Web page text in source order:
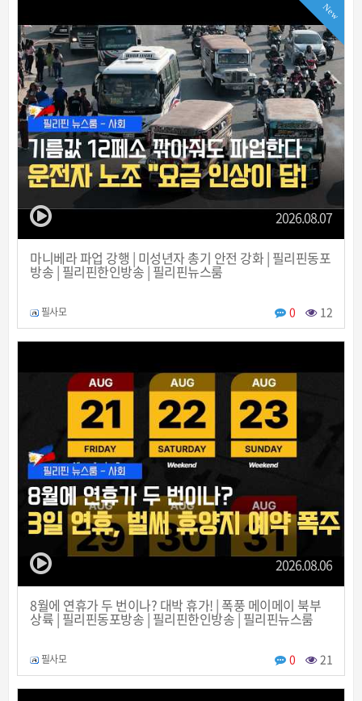
New
2026.08.07
마니베라 파업 강행 | 미성년자 총기 안전 강화 | 필리핀동포
방송 | 필리핀한인방송 | 필리핀뉴스룸
필사모 0 12
2026.08.06
8월에 연휴가 두 번이나? 대박 휴가! | 폭풍 메이메이 북부
상륙 | 필리핀동포방송 | 필리핀한인방송 | 필리핀뉴스룸
필사모 0 21